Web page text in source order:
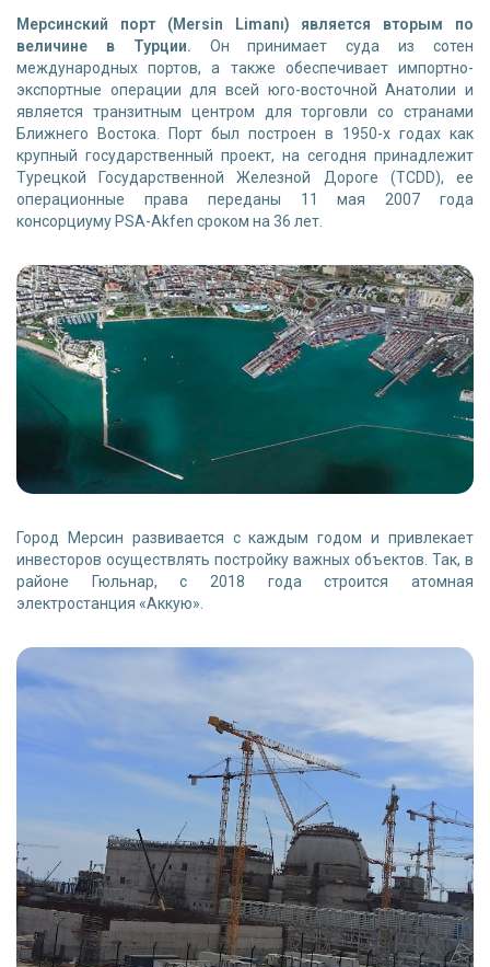
Мерсинский порт (Mersin Limanı) является вторым по
величине в Турции. Он принимает суда из сотен
международных портов, а также обеспечивает импортно-
экспортные операции для всей юго-восточной Анатолии и
является транзитным центром для торговли со странами
Ближнего Востока. Порт был построен в 1950-х годах как
крупный государственный проект, на сегодня принадлежит
Турецкой Государственной Железной Дороге (TCDD), ее
операционные права переданы 11 мая 2007 года
консорциуму PSA-Akfen сроком на 36 лет.
Город Мерсин развивается с каждым годом и привлекает
инвесторов осуществлять постройку важных объектов. Так, в
районе Гюльнар, с 2018 года строится атомная
электростанция «Аккую».